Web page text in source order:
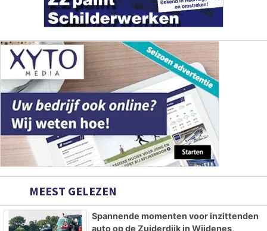
MEEST GELEZEN
Spannende momenten voor inzittenden
auto op de Zuiderdijk in Wijdenes,